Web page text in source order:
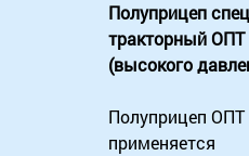
Полуприцеп
тракторный ОПТ
(высокого
Полуприцеп ОПТ
применяется